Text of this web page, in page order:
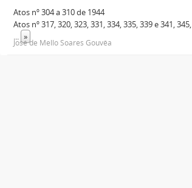
Atos nº 304 a 310 de 1944
Atos nº 317, 320, 323, 331, 334, 335, 339 e 341, 345,
... »
José de Mello Soares Gouvêa